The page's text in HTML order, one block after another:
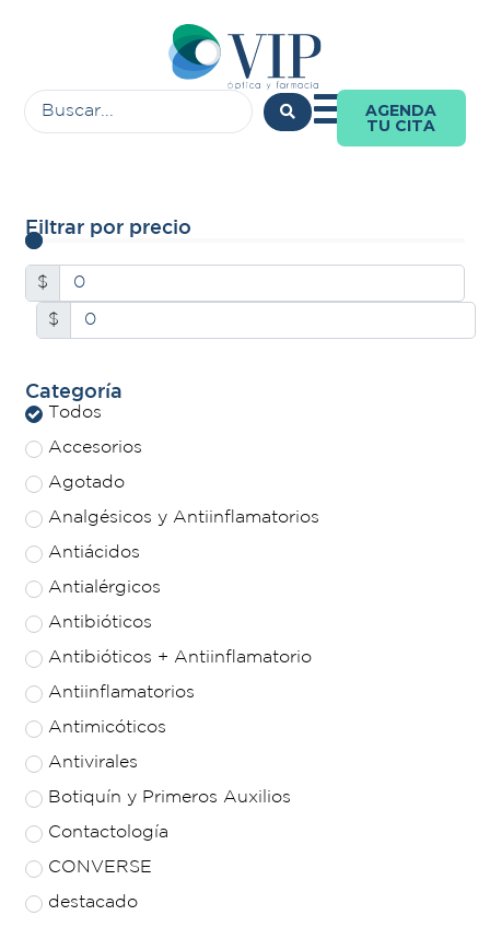
AGENDA
TU CITA
Filtrar por precio
$
$
Categoría
Todos
Accesorios
Agotado
Analgésicos y Antiinflamatorios
Antiácidos
Antialérgicos
Antibióticos
Antibióticos + Antiinflamatorio
Antiinflamatorios
Antimicóticos
Antivirales
Botiquín y Primeros Auxilios
Contactología
CONVERSE
destacado